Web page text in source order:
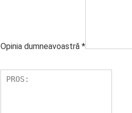
Opinia dumneavoastră *